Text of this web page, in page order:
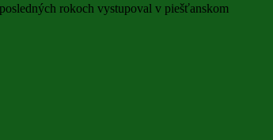
rokoch vystupoval v piešťanskom